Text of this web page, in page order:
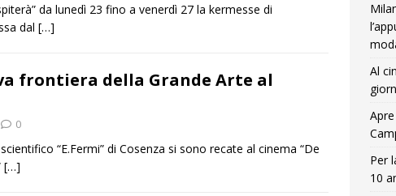
da lunedì 23 fino a venerdì 27 la kermesse di
dal […]
frontiera della Grande Arte al
0
“E.Fermi” di Cosenza si sono recate al cinema “De
[…]
Al
Per
10